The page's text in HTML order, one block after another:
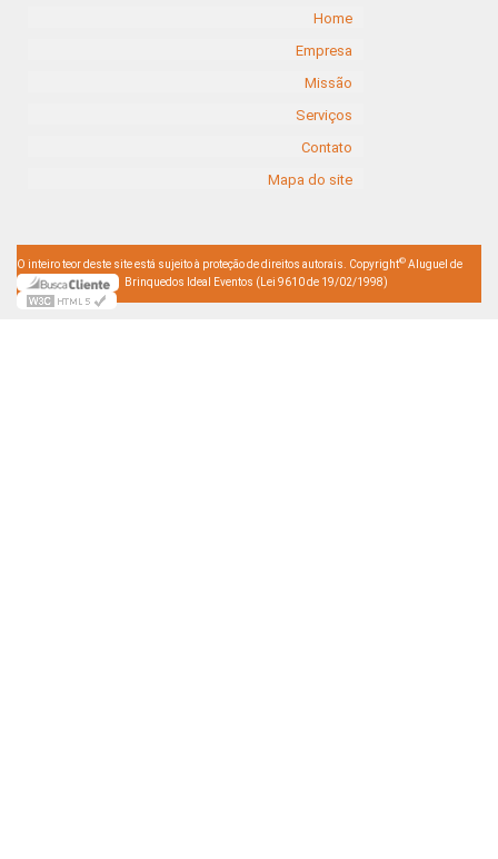
Home
Empresa
Missão
Serviços
Contato
Mapa do site
O inteiro teor deste site está sujeito à proteção de direitos autorais. Copyright© Aluguel de
Brinquedos Ideal Eventos (Lei 9610 de 19/02/1998)